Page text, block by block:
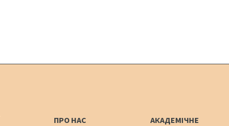
ПРО НАС
АКАДЕМІЧНЕ